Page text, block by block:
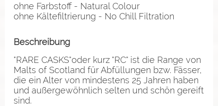
ohne Farbstoff - Natural Colour
ohne Kältefiltrierung - No Chill Filtration
Beschreibung
"RARE CASKS"oder kurz "RC" ist die Range von
Malts of Scotland für Abfüllungen bzw. Fässer,
die ein Alter von mindestens 25 Jahren haben
und außergewöhnlich selten und schön gereift
sind.